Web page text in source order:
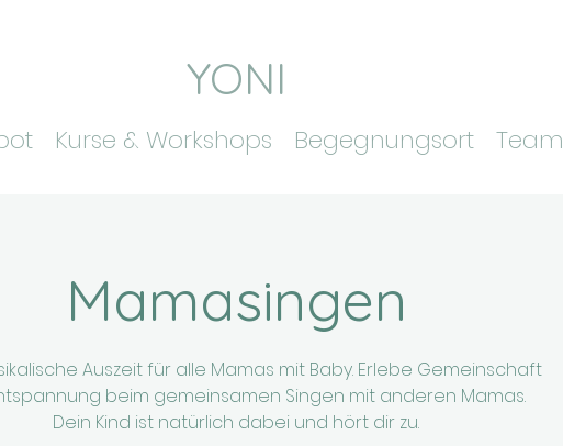
YONI
Kurse & Workshops Begegnungsort Team
Mamasingen
Auszeit für alle Mamas mit Baby. Erlebe Gemeinschaft
beim gemeinsamen Singen mit anderen Mamas.
Dein Kind ist natürlich dabei und hört dir zu.